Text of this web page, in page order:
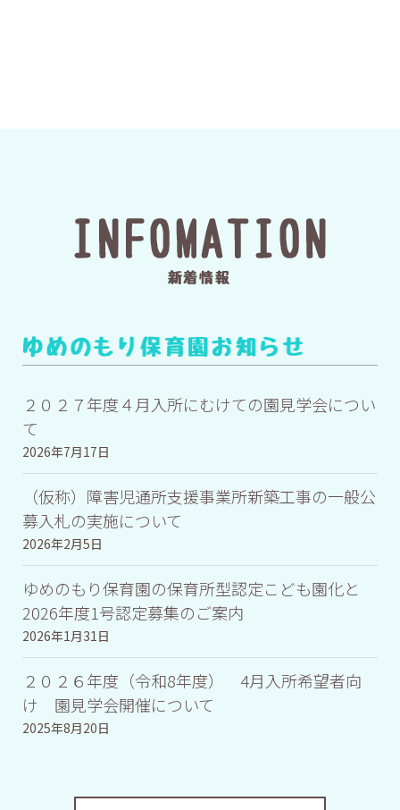
２０２７年度４月入所にむけての園見学会につい
て
2026年7月17日
（仮称）障害児通所支援事業所新築工事の一般公
募入札の実施について
2026年2月5日
ゆめのもり保育園の保育所型認定こども園化と
2026年度1号認定募集のご案内
2026年1月31日
２０２６年度（令和8年度） 4月入所希望者向
け 園見学会開催について
2025年8月20日